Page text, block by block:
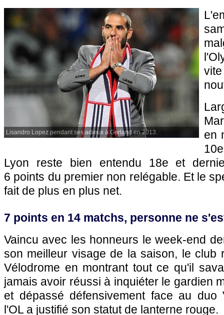
Lisandro Lopez pendant ses adieux à Gerland en 2013.
en
Lyon reste bien entendu 18e et
6 points du premier non relégable. Et le
fait de plus en plus net.
7 points en 14 matchs, personne ne
Vaincu avec les honneurs le week-end
son meilleur visage de la saison, le club
Vélodrome en montrant tout ce qu'il
jamais avoir réussi à inquiéter le gardien
et dépassé défensivement face au duo
l'OL a justifié son statut de lanterne rouge.